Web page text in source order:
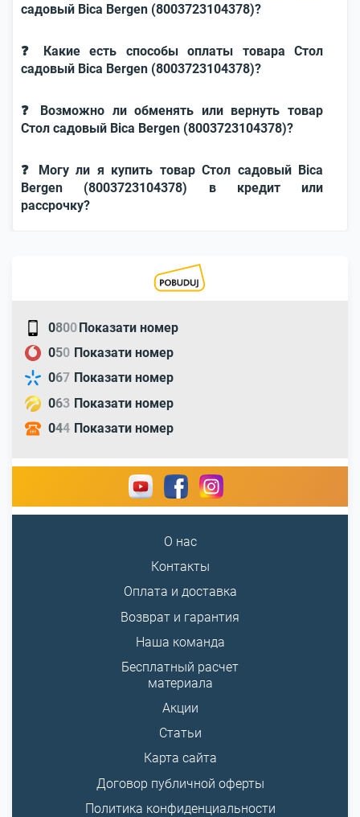
садовый Bica Bergen (8003723104378)?
❓ Какие есть способы оплаты товара Стол
садовый Bica Bergen (8003723104378)?
❓ Возможно ли обменять или вернуть товар
Стол садовый Bica Bergen (8003723104378)?
❓ Могу ли я купить товар Стол садовый Bica
Bergen (8003723104378) в кредит или
рассрочку?
0800Показати номер
050 Показати номер
067 Показати номер
063 Показати номер
044 Показати номер
О нас
Контакты
Оплата и доставка
Возврат и гарантия
Наша команда
Бесплатный расчет
материала
Акции
Статьи
Карта сайта
Договор публичной оферты
Политика конфиденциальности